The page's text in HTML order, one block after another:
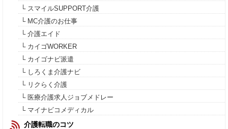
└ スマイルSUPPORT介護
└ MC介護のお仕事
└ 介護エイド
└ カイゴWORKER
└ カイゴナビ派遣
└ しろくま介護ナビ
└ リクらく介護
└ 医療介護求人ジョブメドレー
└ マイナビコメディカル
介護転職のコツ